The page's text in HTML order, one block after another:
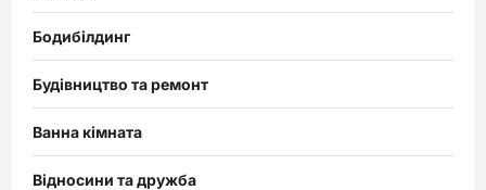
Бодибілдинг
Будівництво та ремонт
Ванна кімната
Відносини та дружба